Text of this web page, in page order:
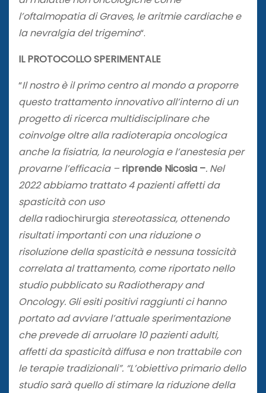
l’oftalmopatia di Graves, le aritmie cardiache e
la nevralgia del trigemino“.
IL PROTOCOLLO SPERIMENTALE
“Il nostro è il primo centro al mondo a proporre
questo trattamento innovativo all’interno di un
progetto di ricerca multidisciplinare che
coinvolge oltre alla radioterapia oncologica
anche la fisiatria, la neurologia e l’anestesia per
provarne l’efficacia – riprende Nicosia –. Nel
2022 abbiamo trattato 4 pazienti affetti da
spasticità con uso
dellaradiochirurgia stereotassica, ottenendo
risultati importanti con una riduzione o
risoluzione della spasticità e nessuna tossicità
correlata al trattamento, come riportato nello
studio pubblicato su Radiotherapy and
Oncology. Gli esiti positivi raggiunti ci hanno
portato ad avviare l’attuale sperimentazione
che prevede di arruolare 10 pazienti adulti,
affetti da spasticità diffusa e non trattabile con
le terapie tradizionali”. “L’obiettivo primario dello
studio sarà quello di stimare la riduzione della